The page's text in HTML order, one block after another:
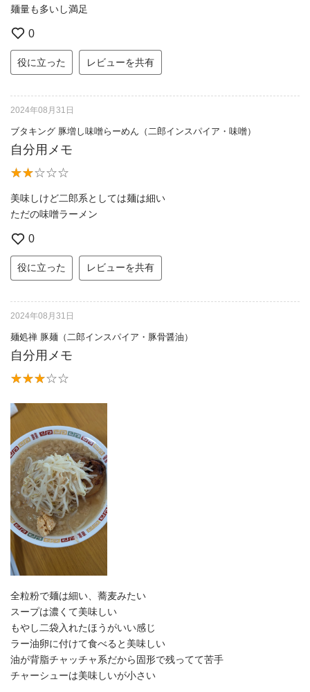
麺量も多いし満足
0
役に立った レビューを共有
2024年08月31日
ブタキング 豚増し味噌らーめん（二郎インスパイア・味噌）
自分用メモ
美味しけど二郎系としては麺は細い
ただの味噌ラーメン
0
役に立った レビューを共有
2024年08月31日
麺処禅 豚麺（二郎インスパイア・豚骨醤油）
自分用メモ
全粒粉で麺は細い、蕎麦みたい
スープは濃くて美味しい
もやし二袋入れたほうがいい感じ
ラー油卵に付けて食べると美味しい
油が背脂チャッチャ系だから固形で残ってて苦手
チャーシューは美味しいが小さい